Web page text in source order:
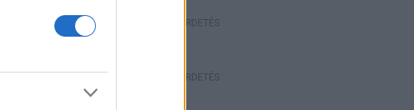
HIRDETÉS
HIRDETÉS